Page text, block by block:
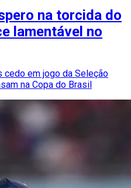
na torcida do
lamentável no
cedo em jogo da Seleção
na Copa do Brasil